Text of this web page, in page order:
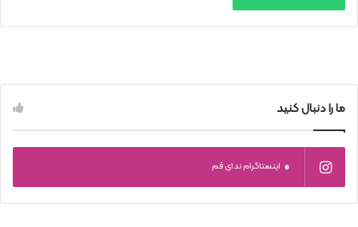
ما را دنبال کنید
0 اینستاگرام ندای قم